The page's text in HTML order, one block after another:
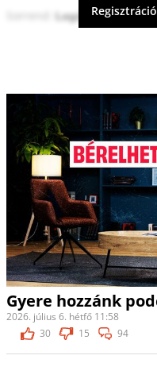
Regisztráció
Gyere hozzánk
2026. július 6. hétfő 11:58
30
15 94